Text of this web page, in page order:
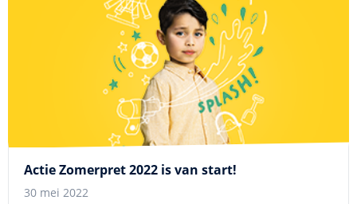
Actie Zomerpret 2022 is van start!
30 mei 2022